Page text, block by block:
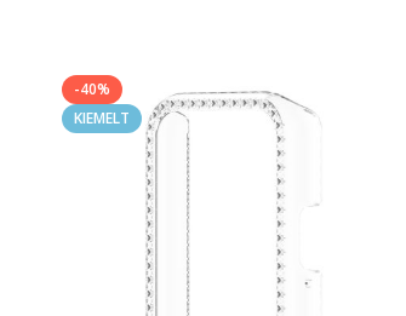
-40%
KIEMELT